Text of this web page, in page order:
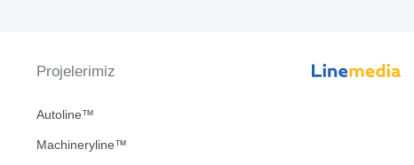
Projelerimiz
Autoline™
Machineryline™